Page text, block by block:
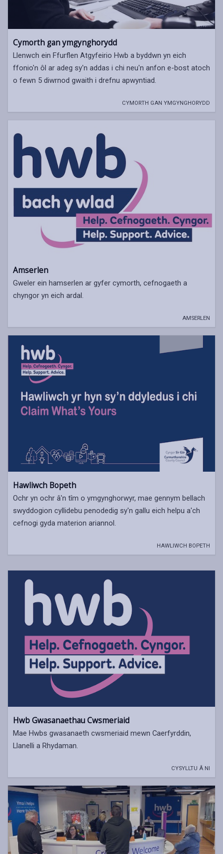
Cymorth gan ymgynghorydd
Llenwch ein Ffurflen Atgyfeirio Hwb a byddwn yn eich
ffonio'n ôl ar adeg sy'n addas i chi neu'n anfon e-bost atoch
o fewn 5 diwrnod gwaith i drefnu apwyntiad.
CYMORTH GAN YMGYNGHORYDD
Amserlen
Gweler ein hamserlen ar gyfer cymorth, cefnogaeth a
chyngor yn eich ardal.
AMSERLEN
Hawliwch Bopeth
Ochr yn ochr â'n tîm o ymgynghorwyr, mae gennym bellach
swyddogion cyllidebu penodedig sy'n gallu eich helpu a'ch
cefnogi gyda materion ariannol.
HAWLIWCH BOPETH
Hwb Gwasanaethau Cwsmeriaid
Mae Hwbs gwasanaeth cwsmeriaid mewn Caerfyrddin,
Llanelli a Rhydaman.
CYSYLLTU Â NI